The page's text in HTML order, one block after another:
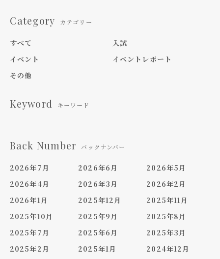
Category カテゴリー
すべて
入試
イベント
イベントレポート
その他
Keyword キーワード
Back Number バックナンバー
2026年7月 2026年6月
2026年5月
2026年4月
2026年3月
2026年2月
2026年1月
2025年12月
2025年11月
2025年10月
2025年9月
2025年8月
2025年7月
2025年6月
2025年3月
2025年2月
2025年1月
2024年12月